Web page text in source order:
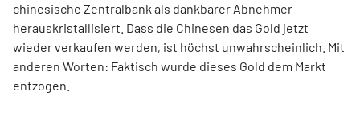
chinesische Zentralbank als dankbarer Abnehmer
herauskristallisiert. Dass die Chinesen das Gold jetzt
wieder verkaufen werden, ist höchst unwahrscheinlich. Mit
anderen Worten: Faktisch wurde dieses Gold dem Markt
entzogen.